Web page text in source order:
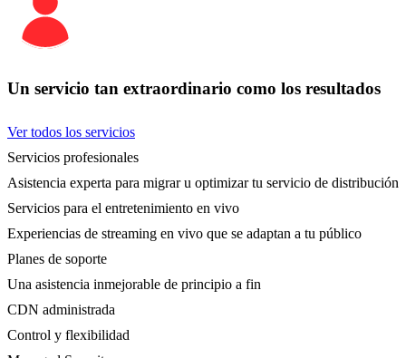
Un servicio tan extraordinario como los resultados
Ver todos los servicios
Servicios profesionales
Asistencia experta para migrar u optimizar tu servicio de distribución
Servicios para el entretenimiento en vivo
Experiencias de streaming en vivo que se adaptan a tu público
Planes de soporte
Una asistencia inmejorable de principio a fin
CDN administrada
Control y flexibilidad